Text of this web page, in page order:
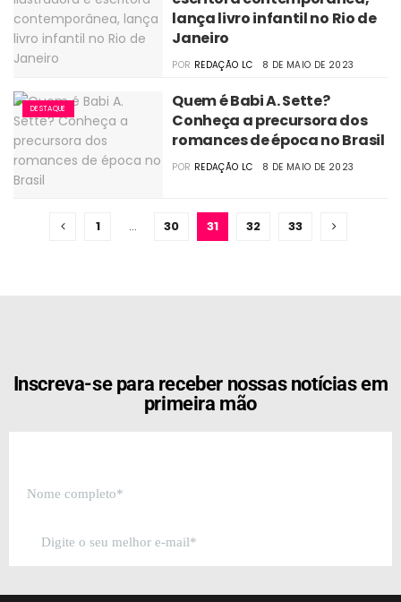
lança livro infantil no Rio de
Janeiro
POR REDAÇÃO LC 8 DE MAIO DE 2023
DESTAQUE
Quem é Babi A. Sette?
Conheça a precursora dos
romances de época no Brasil
POR REDAÇÃO LC 8 DE MAIO DE 2023
1 … 30 31 32 33
Inscreva-se para receber nossas notícias em
primeira mão